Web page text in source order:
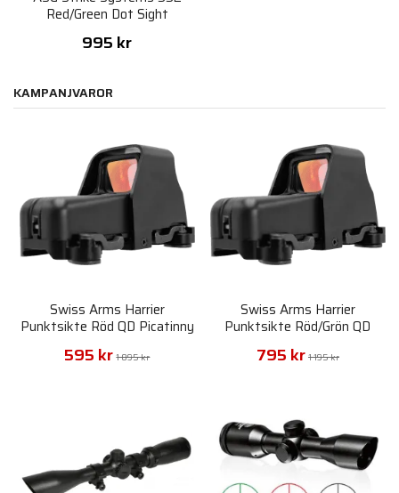
Red/Green Dot Sight
995 kr
KAMPANJVAROR
Swiss Arms Harrier
Punktsikte Röd QD Picatinny
595 kr 1 095 kr
Swiss Arms Harrier
Punktsikte Röd/Grön QD
795 kr 1 195 kr